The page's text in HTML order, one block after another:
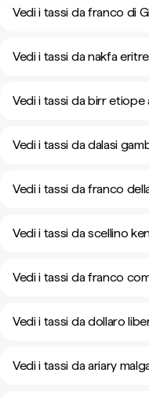
Vedi i tassi da franco di
Vedi i tassi da nakfa
Vedi i tassi da birr etiope
Vedi i tassi da dalasi
Vedi i tassi da franco
Vedi i tassi da scellino
Vedi i tassi da franco
Vedi i tassi da dollaro
Vedi i tassi da ariary